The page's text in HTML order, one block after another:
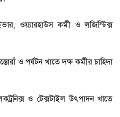
ওয়্যারহাউস কর্মী ও লজিস্টিক্স
ও পর্যটন খাতে দক্ষ কর্মীর চাহিদা
ও টেক্সটাইল উৎপাদন খাতে